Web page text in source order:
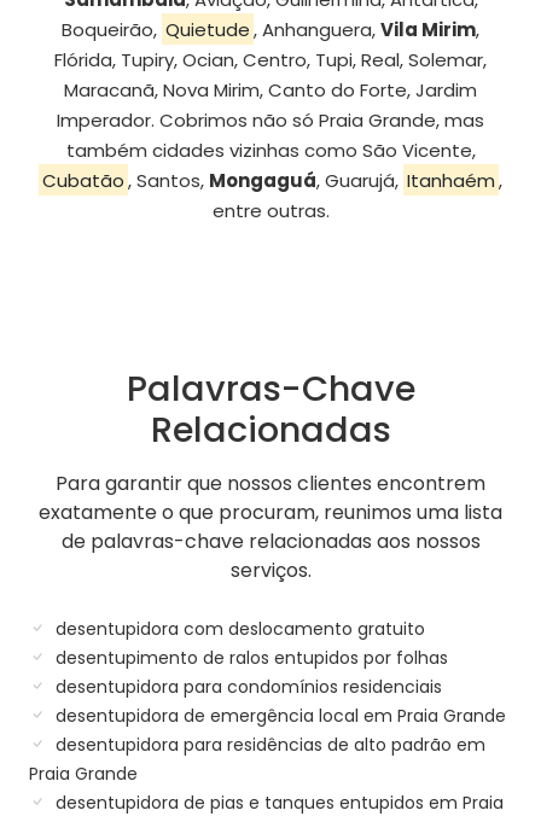
Boqueirão, Quietude, Anhanguera,Vila Mirim,
Flórida, Tupiry, Ocian, Centro, Tupi, Real, Solemar,
Maracanã, Nova Mirim, Canto do Forte, Jardim
Imperador. Cobrimos não só Praia Grande, mas
também cidades vizinhas como São Vicente,
Cubatão, Santos, Mongaguá, Guarujá, Itanhaém,
entre outras.
Palavras-Chave
Relacionadas
Para garantir que nossos clientes encontrem
exatamente o que procuram, reunimos uma lista
de palavras-chave relacionadas aos nossos
serviços.
desentupidora com deslocamento gratuito
desentupimento de ralos entupidos por folhas
desentupidora para condomínios residenciais
desentupidora de emergência local em Praia Grande
desentupidora para residências de alto padrão em
Praia Grande
desentupidora de pias e tanques entupidos em Praia